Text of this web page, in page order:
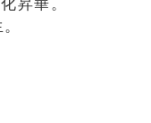
昇華。